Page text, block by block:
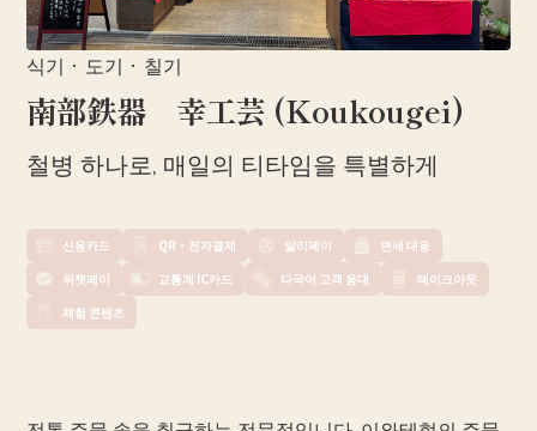
식기 · 도기 · 칠기
南部鉄器 幸工芸 (Koukougei)
철병 하나로, 매일의 티타임을 특별하게
신용카드 QR・전자결제 알리페이
면세 대응
위챗페이
교통계 IC카드 다국어 고객 응대
테이크아웃
체험 콘텐츠